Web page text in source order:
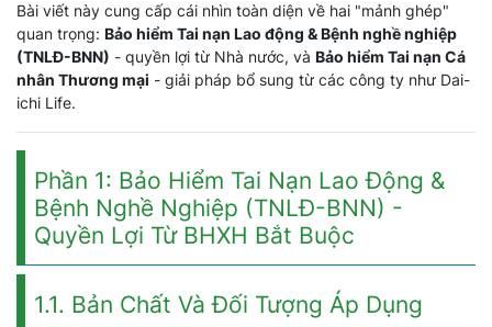
Bài viết này cung cấp cái nhìn toàn diện về hai "mảnh ghép"
quan trọng: Bảo hiểm Tai nạn Lao động & Bệnh nghề nghiệp
(TNLĐ-BNN) - quyền lợi từ Nhà nước, và Bảo hiểm Tai nạn Cá
nhân Thương mại - giải pháp bổ sung từ các công ty như Dai-
ichi Life.
Phần 1: Bảo Hiểm Tai Nạn Lao Động &
Bệnh Nghề Nghiệp (TNLĐ-BNN) -
Quyền Lợi Từ BHXH Bắt Buộc
1.1. Bản Chất Và Đối Tượng Áp Dụng